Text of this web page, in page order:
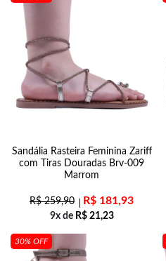
Sandália Rasteira Feminina Zariff
com Tiras Douradas Brv-009
Marrom
R$259,90 R$ 181,93
9x de R$21,23
30% OFF